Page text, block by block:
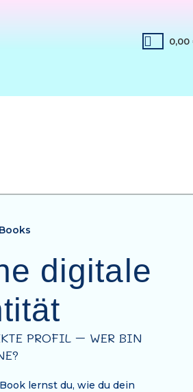
0,00
digitale
PROFIL – WER BIN
lernst du, wie du dein